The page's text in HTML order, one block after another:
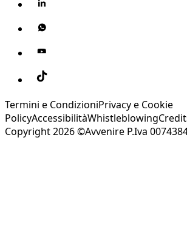
Termini e CondizioniPrivacy e Cookie
PolicyAccessibilitàWhistleblowing
Copyright 2026 ©Avvenire P.Iva